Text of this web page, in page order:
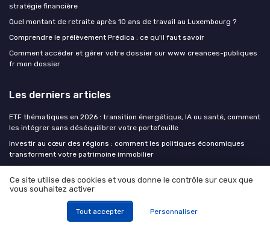
stratégie financière
Quel montant de retraite après 10 ans de travail au Luxembourg ?
Comprendre le prélèvement Prédica : ce qu'il faut savoir
Comment accéder et gérer votre dossier sur www creances-publiques
fr mon dossier
Les derniers articles
ETF thématiques en 2026 : transition énergétique, IA ou santé, comment
les intégrer sans déséquilibrer votre portefeuille
Investir au cœur des régions : comment les politiques économiques
transforment votre patrimoine immobilier
euros en 2026 ?
FR0014002KE1 : comprendre le fonds Novaxia R A et son rôle dans votre
patrimoine immobilier
Ce site utilise des cookies et vous donne le contrôle sur ceux que
vous souhaitez activer
Tout accepter Personnaliser